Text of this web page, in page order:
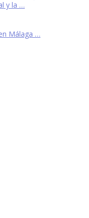
y la …
Málaga …